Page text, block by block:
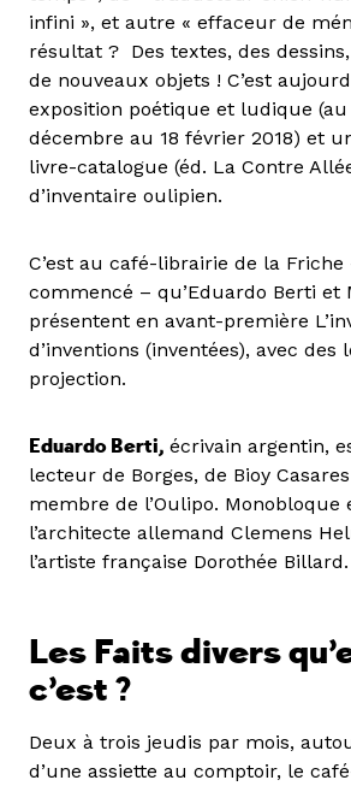
infini », et autre « effaceur de
résultat ? Des textes, des
de nouveaux objets ! C’est
exposition poétique et ludique (au
décembre au 18 février 2018) et
livre-catalogue (éd. La Contre
d’inventaire oulipien.
C’est au café-librairie de la
commencé – qu’Eduardo Berti et
présentent en avant-première
d’inventions (inventées), avec des
projection.
Eduardo Berti, écrivain argentin,
lecteur de Borges, de Bioy
membre de l’Oulipo. Monobloque
l’architecte allemand Clemens
l’artiste française Dorothée Billard.
Les Faits divers
c’est ?
Deux à trois jeudis par mois,
d’une assiette au comptoir, le